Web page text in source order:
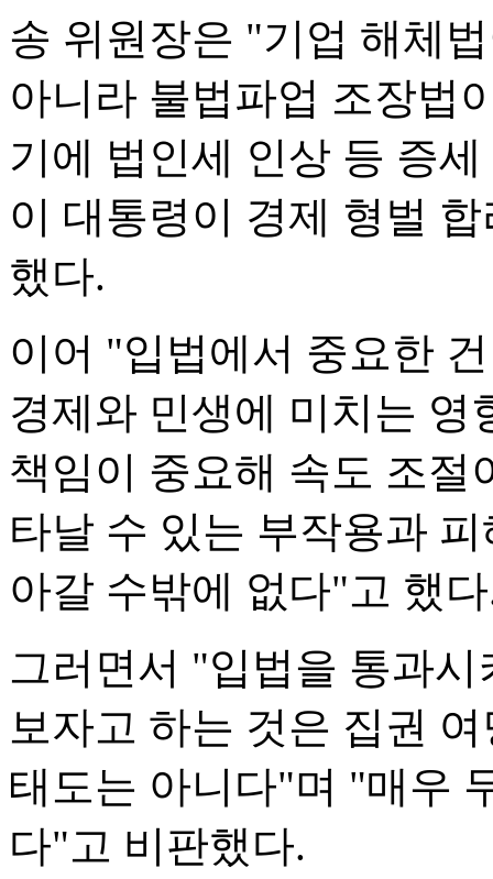
송 위원장은 "기업 해체
아니라 불법파업 조장법
기에 법인세 인상 등 증
이 대통령이 경제 형벌
했다.
이어 "입법에서 중요한
경제와 민생에 미치는 영
책임이 중요해 속도 조
타날 수 있는 부작용과
아갈 수밖에 없다"고 했
그러면서 "입법을 통과
보자고 하는 것은 집권
태도는 아니다"며 "매우
다"고 비판했다.